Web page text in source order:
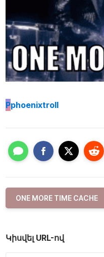
Pphoenixtroll
ONE MORE TIME CACHE
Կիսվել URL-ով